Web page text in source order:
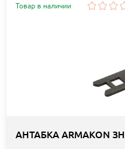
Товар в наличии
АНТАБКА ARMAKON ЗН